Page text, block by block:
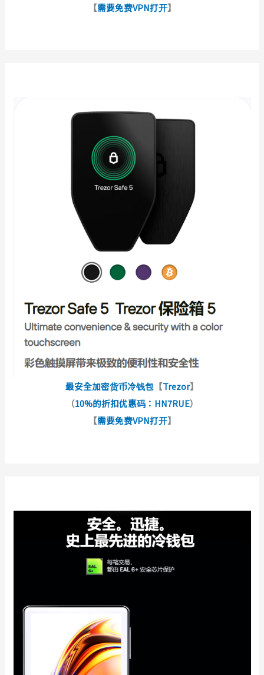
【需要免费VPN打开】
最安全加密货币冷钱包 【Trezor】
（10%的折扣优惠码：HN7RUE）
【需要免费VPN打开】